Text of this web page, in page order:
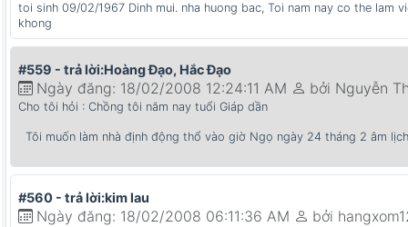
toi sinh 09/02/1967 Dinh mui. nha huong bac, Toi nam nay co the lam
khong
#559 - trả lời:Hoàng Đạo, Hắc Đạo
Ngày đăng: 18/02/2008 12:24:11 AM bởi Nguyễn
Cho tôi hỏi : Chồng tôi năm nay tuổi Giáp dần
Tôi muốn làm nhà định động thổ vào giờ Ngọ ngày 24 tháng 2 âm
#560 - trả lời:kim lau
Ngày đăng: 18/02/2008 06:11:36 AM bởi